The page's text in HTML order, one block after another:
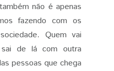
não é apenas
fazendo com os
Quem vai
de lá com outra
pessoas que chega